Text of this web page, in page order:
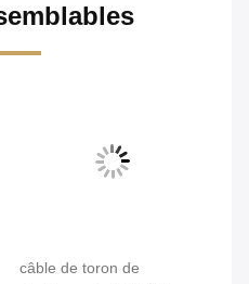
câble de toron de